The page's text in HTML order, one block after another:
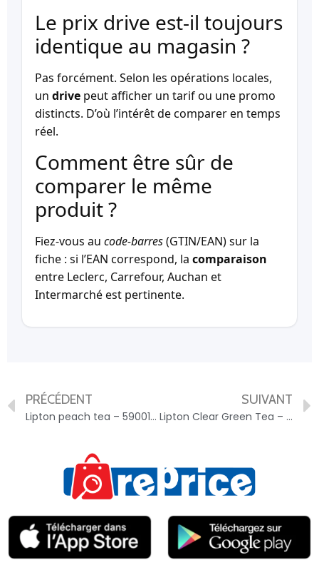
Le prix drive est-il toujours
identique au magasin ?
Pas forcément. Selon les opérations locales,
un drive peut afficher un tarif ou une promo
distincts. D’où l’intérêt de comparer en temps
réel.
Comment être sûr de
comparer le même
produit ?
Fiez-vous au code-barres(GTIN/EAN) sur la
fiche : si l’EAN correspond, la comparaison
entre Leclerc, Carrefour, Auchan et
Intermarché est pertinente.
PRÉCÉDENT
Lipton peach tea – 5900197047800
SUIVANT
Lipton Clear Green Tea – 6281006703858